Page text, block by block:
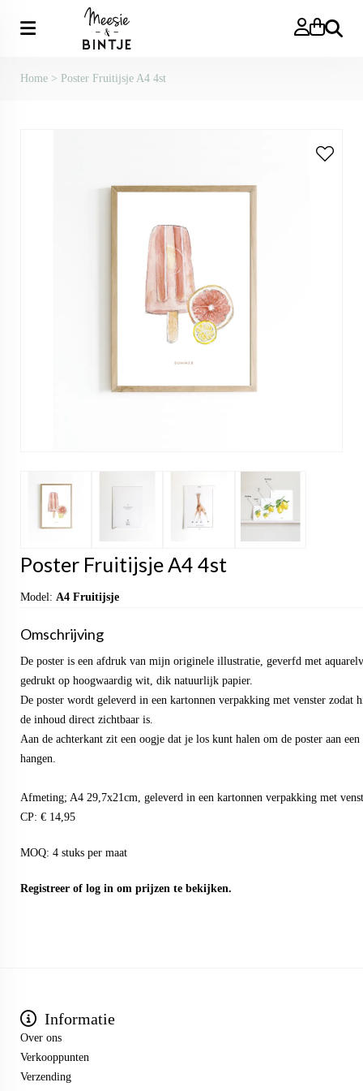
Zoeken
Home > Poster Fruitijsje A4 4st
Poster Fruitijsje A4 4st
Model: A4 Fruitijsje
Omschrijving
De poster is een afdruk van mijn originele illustratie, geverfd met
gedrukt op hoogwaardig wit, dik natuurlijk papier.
De poster wordt geleverd in een kartonnen verpakking met venster
de inhoud direct zichtbaar is.
Aan de achterkant zit een oogje dat je los kunt halen om de poster aan
hangen.
Afmeting; A4 29,7x21cm, geleverd in een kartonnen verpakking met
CP: € 14,95
MOQ: 4 stuks per maat
Registreer of log in om prijzen te bekijken.
Informatie
Over ons
Verkooppunten
Verzending